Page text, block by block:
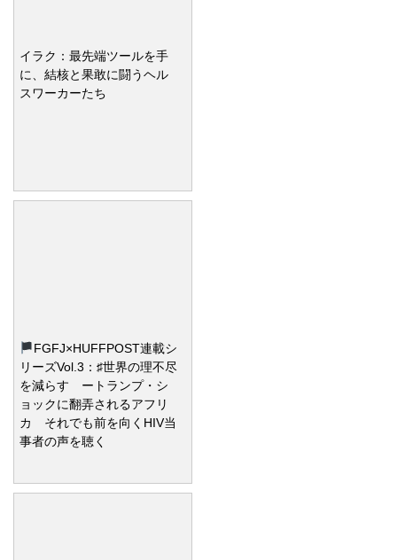
イラク：最先端ツールを手
に、結核と果敢に闘うヘル
スワーカーたち
FGFJ×HUFFPOST連載シ
リーズVol.3：♯世界の理不尽
を減らす ートランプ・シ
ョックに翻弄されるアフリ
カ それでも前を向くHIV当
事者の声を聴く